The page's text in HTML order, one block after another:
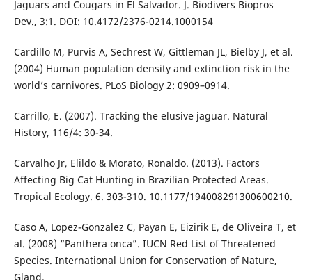
Jaguars and Cougars in El Salvador. J. Biodivers Biopros
Dev., 3:1. DOI: 10.4172/2376-0214.1000154
Cardillo M, Purvis A, Sechrest W, Gittleman JL, Bielby J, et al.
(2004) Human population density and extinction risk in the
world’s carnivores. PLoS Biology 2: 0909–0914.
Carrillo, E. (2007). Tracking the elusive jaguar. Natural
History, 116/4: 30-34.
Carvalho Jr, Elildo & Morato, Ronaldo. (2013). Factors
Affecting Big Cat Hunting in Brazilian Protected Areas.
Tropical Ecology. 6. 303-310. 10.1177/194008291300600210.
Caso A, Lopez-Gonzalez C, Payan E, Eizirik E, de Oliveira T, et
al. (2008) “Panthera onca”. IUCN Red List of Threatened
Species. International Union for Conservation of Nature,
Gland.